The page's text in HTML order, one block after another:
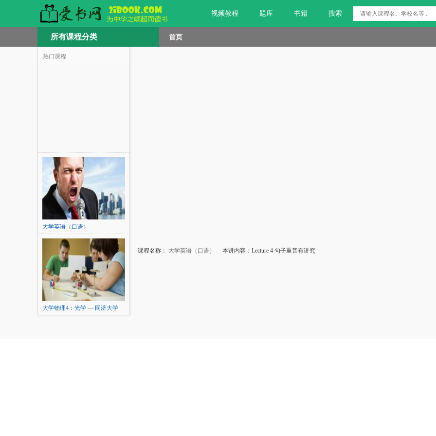
视频教程 题库 书籍 搜索
所有课程分类 首页
热门课程
大学英语（口语）
大学物理4：光学 — 同济大学
课程名称： 大学英语（口语） 本讲内容：Lecture 4 句子重音有讲究